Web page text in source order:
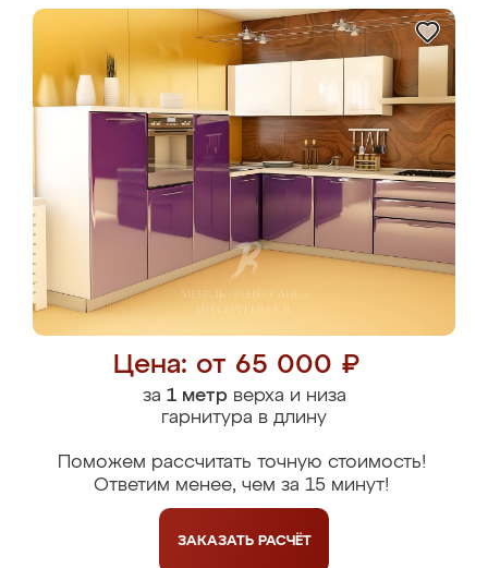
Цена: от 65 000 ₽
за 1 метрверха и низа
гарнитура в длину
Поможем рассчитать точную стоимость!
Ответим менее, чем за 15 минут!
ЗАКАЗАТЬ РАСЧЁТ